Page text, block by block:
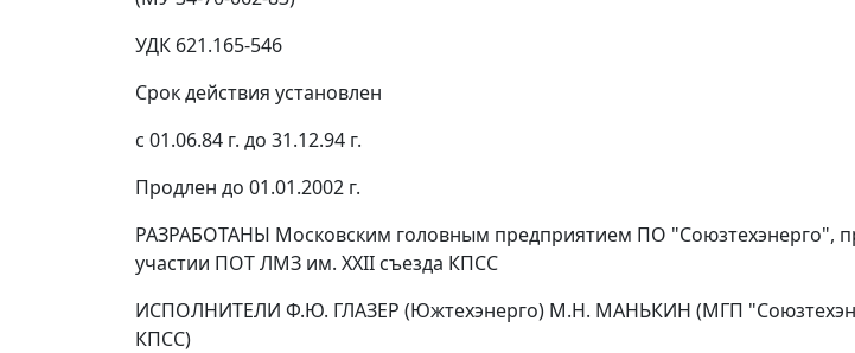
УДК 621.165-546
Срок действия установлен
с 01.06.84 г. до 31.12.94 г.
Продлен до 01.01.2002 г.
РАЗРАБОТАНЫ Московским головным предприятием ПО "Союзтехэнерго",
участии ПОТ ЛМЗ им. XXII съезда КПСС
ИСПОЛНИТЕЛИ Ф.Ю. ГЛАЗЕР (Южтехэнерго) M.H. МАНЬКИН (МГП
КПСС)